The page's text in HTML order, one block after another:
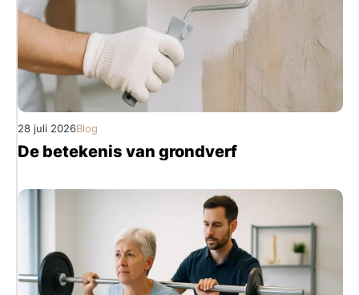
28 juli 2026Blog
De betekenis van grondverf